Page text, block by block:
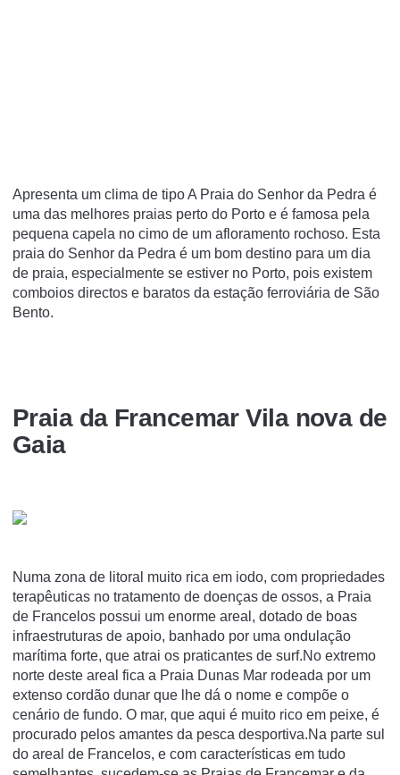
Apresenta um clima de tipo A Praia do Senhor da Pedra é
uma das melhores praias perto do Porto e é famosa pela
pequena capela no cimo de um afloramento rochoso. Esta
praia do Senhor da Pedra é um bom destino para um dia
de praia, especialmente se estiver no Porto, pois existem
comboios directos e baratos da estação ferroviária de São
Bento.
Praia da Francemar Vila nova de
Gaia
Numa zona de litoral muito rica em iodo, com propriedades
terapêuticas no tratamento de doenças de ossos, a Praia
de Francelos possui um enorme areal, dotado de boas
infraestruturas de apoio, banhado por uma ondulação
marítima forte, que atrai os praticantes de surf.No extremo
norte deste areal fica a Praia Dunas Mar rodeada por um
extenso cordão dunar que lhe dá o nome e compõe o
cenário de fundo. O mar, que aqui é muito rico em peixe, é
procurado pelos amantes da pesca desportiva.Na parte sul
do areal de Francelos, e com características em tudo